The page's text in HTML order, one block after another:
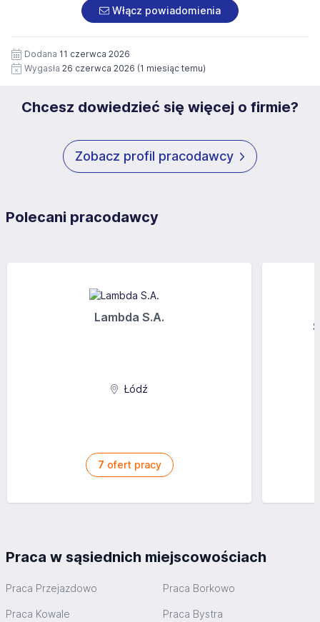
pod numerem 33 816 64 09 lub pisemnie na adres
siedziby administratora.
https://www.workprofit.pl/klauzula-informacyjna.html
załączonych dokumentach aplikacyjnych (w tym
wizerunku), na potrzeby przyszłych rekrutacji przez okres
12 miesięcy. Zgoda jest dobrowolna i może być w każdym
czasie wycofana.
Włącz powiadomienia
Dodana 11 czerwca 2026
Wygasła 26 czerwca 2026 (1 miesiąc temu)
Chcesz dowiedzieć się więcej o firmie?
Zobacz profil pracodawcy
Polecani pracodawcy
Lambda S.A.
Łódź
7 ofert pracy
Praca w sąsiednich miejscowościach
Praca Przejazdowo Praca Borkowo
Praca Kowale Praca Bystra